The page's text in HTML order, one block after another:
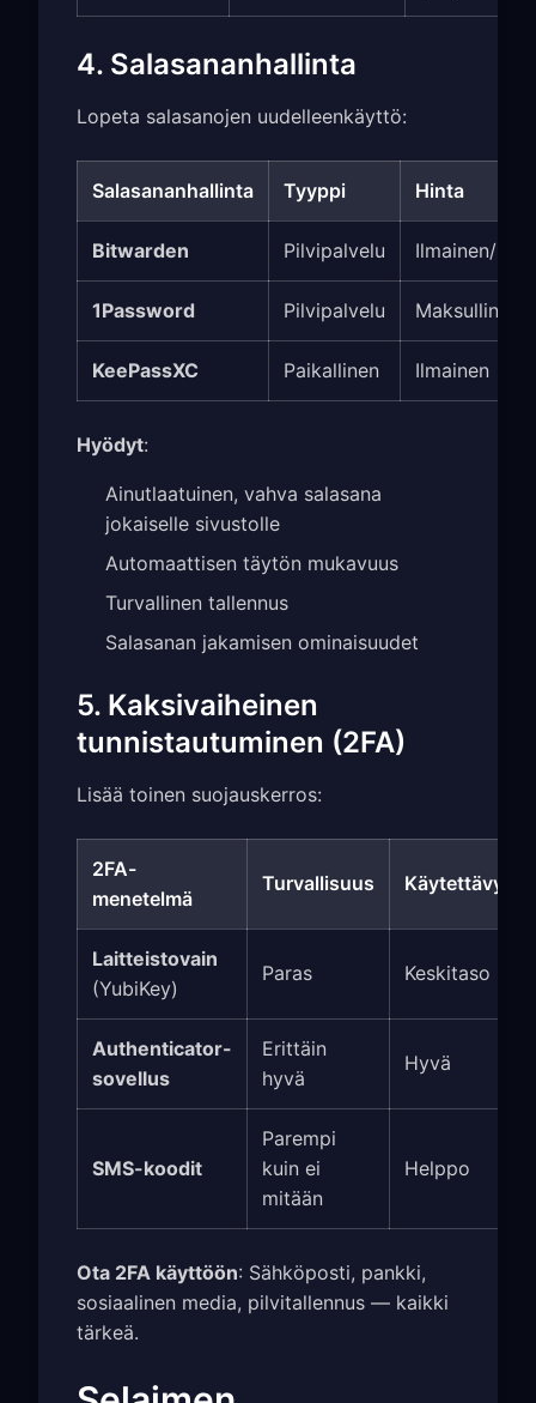
4. Salasananhallinta
Lopeta salasanojen uudelleenkäyttö:
Salasananhallinta Tyyppi Hinta
Bitwarden Pilvipalvelu Ilmainen/
1Password Pilvipalvelu Maksullinen
KeePassXC Paikallinen Ilmainen
Hyödyt:
Ainutlaatuinen, vahva salasana
jokaiselle sivustolle
Automaattisen täytön mukavuus
Turvallinen tallennus
Salasanan jakamisen ominaisuudet
5. Kaksivaiheinen
tunnistautuminen (2FA)
Lisää toinen suojauskerros:
2FA-
menetelmä
Turvallisuus Käytettävyys
Laitteistovain
(YubiKey)
Paras Keskitaso
Authenticator-
sovellus
Erittäin
hyvä
Hyvä
SMS-koodit
Parempi
kuin ei
mitään
Helppo
Ota 2FA käyttöön: Sähköposti, pankki,
sosiaalinen media, pilvitallennus — kaikki
tärkeä.